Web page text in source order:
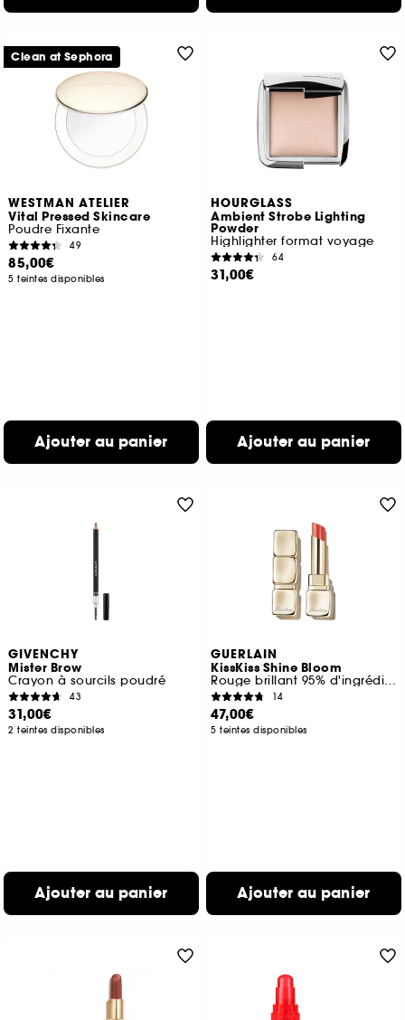
WESTMAN ATELIER
Vital Pressed Skincare
Poudre Fixante
49
85,00€
5 teintes disponibles
Ajouter au panier
Clean at Sephora
HOURGLASS
Ambient Strobe Lighting
Powder
Highlighter format voyage
64
31,00€
Ajouter au panier
GIVENCHY
Mister Brow
Crayon à sourcils poudré
43
31,00€
2 teintes disponibles
Ajouter au panier
GUERLAIN
KissKiss Shine Bloom
Rouge brillant 95% d'ingrédients d'origine naturelle*
14
47,00€
5 teintes disponibles
Ajouter au panier